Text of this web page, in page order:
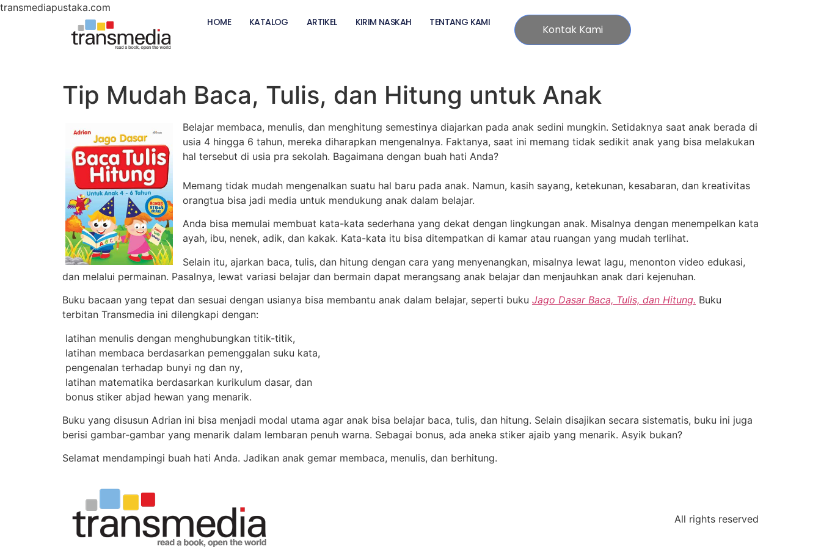
transmediapustaka.com
HOME
KATALOG ARTIKEL KIRIM NASKAH TENTANG KAMI
Kontak Kami
Tip Mudah Baca, Tulis, dan Hitung untuk Anak
Belajar membaca, menulis, dan menghitung semestinya diajarkan pada anak sedini mungkin. Setidaknya saat anak berada di
usia 4 hingga 6 tahun, mereka diharapkan mengenalnya. Faktanya, saat ini memang tidak sedikit anak yang bisa melakukan
hal tersebut di usia pra sekolah. Bagaimana dengan buah hati Anda?
Memang tidak mudah mengenalkan suatu hal baru pada anak. Namun, kasih sayang, ketekunan, kesabaran, dan kreativitas
orangtua bisa jadi media untuk mendukung anak dalam belajar.
Anda bisa memulai membuat kata-kata sederhana yang dekat dengan lingkungan anak. Misalnya dengan menempelkan kata
ayah, ibu, nenek, adik, dan kakak. Kata-kata itu bisa ditempatkan di kamar atau ruangan yang mudah terlihat.
Selain itu, ajarkan baca, tulis, dan hitung dengan cara yang menyenangkan, misalnya lewat lagu, menonton video edukasi,
dan melalui permainan. Pasalnya, lewat variasi belajar dan bermain dapat merangsang anak belajar dan menjauhkan anak dari kejenuhan.
Buku bacaan yang tepat dan sesuai dengan usianya bisa membantu anak dalam belajar, seperti buku Jago Dasar Baca, Tulis, dan Hitung. Buku
terbitan Transmedia ini dilengkapi dengan:
 latihan menulis dengan menghubungkan titik-titik,
 latihan membaca berdasarkan pemenggalan suku kata,
 pengenalan terhadap bunyi ng dan ny,
 latihan matematika berdasarkan kurikulum dasar, dan
 bonus stiker abjad hewan yang menarik.
Buku yang disusun Adrian ini bisa menjadi modal utama agar anak bisa belajar baca, tulis, dan hitung. Selain disajikan secara sistematis, buku ini juga
berisi gambar-gambar yang menarik dalam lembaran penuh warna. Sebagai bonus, ada aneka stiker ajaib yang menarik. Asyik bukan?
Selamat mendampingi buah hati Anda. Jadikan anak gemar membaca, menulis, dan berhitung.
All rights reserved